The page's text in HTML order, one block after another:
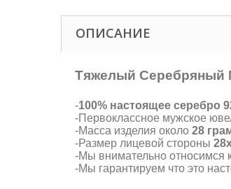
ОПИСАНИЕ
Тяжелый Серебряный
-100% настоящее серебро
-Первоклассное мужское
-Масса изделия около 28
-Размер лицевой стороны
-Мы внимательно относимся
-Мы гарантируем что это